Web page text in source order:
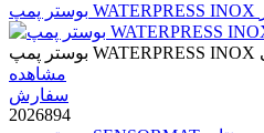
مشاهده
سفارش
2026894